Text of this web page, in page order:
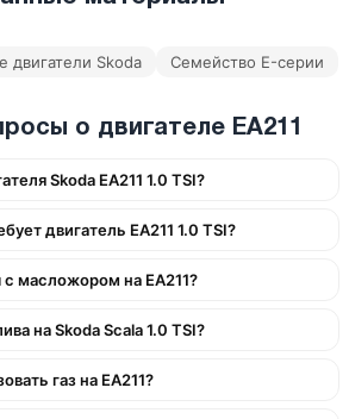
двигатели Skoda Семейство E-серии
о двигателе EA211
Skoda EA211 1.0 TSI?
двигатель EA211 1.0 TSI?
масложором на EA211?
на Skoda Scala 1.0 TSI?
газ на EA211?